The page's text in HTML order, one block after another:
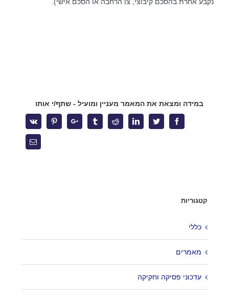
במידה ומצאת את המאמר מעניין ומועיל - שתף/י אותו
Facebook
Twitter
Linkedin
Reddit
Tumblr
Google+
Pinterest
Vk
Email
קטגוריות
כללי
מאמרים
עדכוני פסיקה וחקיקה
אחריות על השכר לא ניתנת להאצלה – פס"ד המחייב אתכם לבדוק
את עצמכם מחדש
טלפון: 03-5277800